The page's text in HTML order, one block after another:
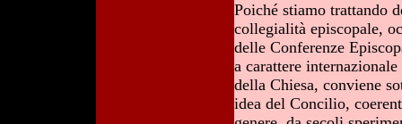
Poiché stiamo trattando
collegialità episcopale,
delle Conferenze
a carattere
della Chiesa, conviene
idea del Concilio,